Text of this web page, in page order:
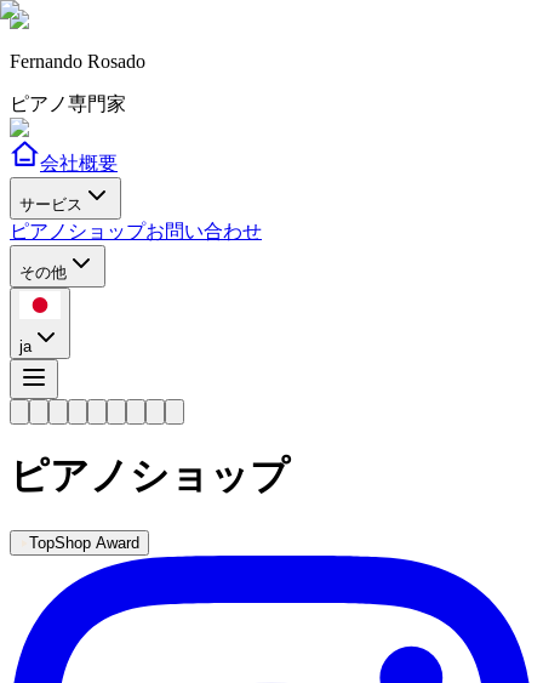
Fernando Rosado
ピアノ専門家
会社概要
サービス
ピアノショップお問い合わせ
その他
ja
ピアノショップ
TopShop Award